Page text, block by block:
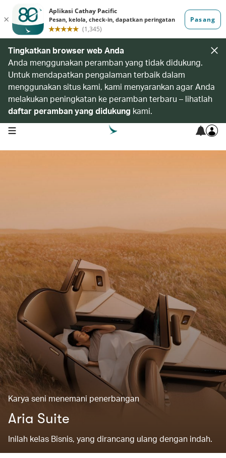
Tingkatkan browser web Anda
Anda menggunakan peramban yang tidak didukung.
Untuk mendapatkan pengalaman terbaik dalam
menggunakan situs kami, kami menyarankan agar Anda
melakukan peningkatan ke peramban terbaru – lihatlah
daftar peramban yang didukung kami.
open navigation menu
Karya seni menemani penerbangan
Aria Suite
Inilah kelas Bisnis, yang dirancang ulang dengan indah.